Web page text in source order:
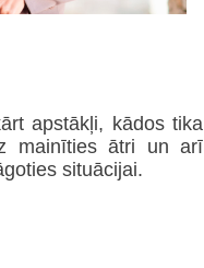
apstākļi, kādos tika
mainīties ātri un arī
situācijai.